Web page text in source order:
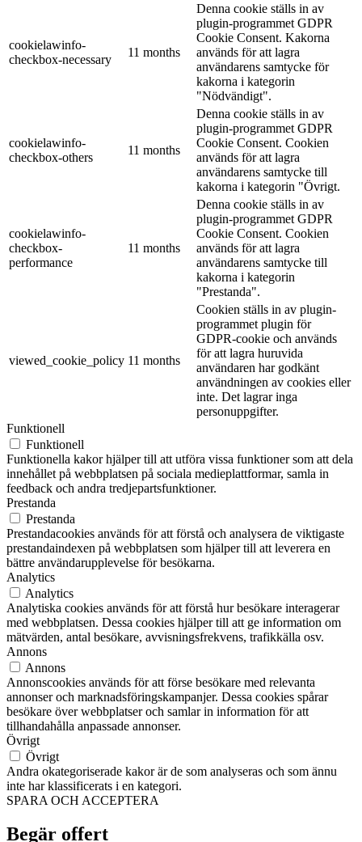
cookielawinfo-
checkbox-necessary
11 months
Denna cookie ställs in av
plugin-programmet GDPR
Cookie Consent. Kakorna
används för att lagra
användarens samtycke för
kakorna i kategorin
"Nödvändigt".
cookielawinfo-
checkbox-others
11 months
Denna cookie ställs in av
plugin-programmet GDPR
Cookie Consent. Cookien
används för att lagra
användarens samtycke till
kakorna i kategorin "Övrigt.
cookielawinfo-
checkbox-
performance
11 months
Denna cookie ställs in av
plugin-programmet GDPR
Cookie Consent. Cookien
används för att lagra
användarens samtycke till
kakorna i kategorin
"Prestanda".
viewed_cookie_policy 11 months
Cookien ställs in av plugin-
programmet plugin för
GDPR-cookie och används
för att lagra huruvida
användaren har godkänt
användningen av cookies eller
inte. Det lagrar inga
personuppgifter.
Funktionell
Funktionell
Funktionella kakor hjälper till att utföra vissa funktioner som att dela
innehållet på webbplatsen på sociala medieplattformar, samla in
feedback och andra tredjepartsfunktioner.
Prestanda
Prestanda
Prestandacookies används för att förstå och analysera de viktigaste
prestandaindexen på webbplatsen som hjälper till att leverera en
bättre användarupplevelse för besökarna.
Analytics
Analytics
Analytiska cookies används för att förstå hur besökare interagerar
med webbplatsen. Dessa cookies hjälper till att ge information om
mätvärden, antal besökare, avvisningsfrekvens, trafikkälla osv.
Annons
Annons
Annonscookies används för att förse besökare med relevanta
annonser och marknadsföringskampanjer. Dessa cookies spårar
besökare över webbplatser och samlar in information för att
tillhandahålla anpassade annonser.
Övrigt
Övrigt
Andra okategoriserade kakor är de som analyseras och som ännu
inte har klassificerats i en kategori.
SPARA OCH ACCEPTERA
Begär offert